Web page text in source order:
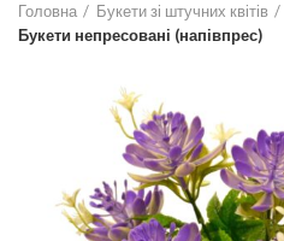
Головна
Букети зі штучних квітів
Букети непресовані (напівпрес)